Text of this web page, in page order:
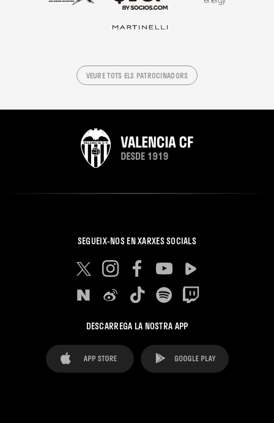
VEURE TOTS ELS PATROCINADORS
SEGUEIX-NOS EN XARXES SOCIALS
DESCARREGA LA NOSTRA APP